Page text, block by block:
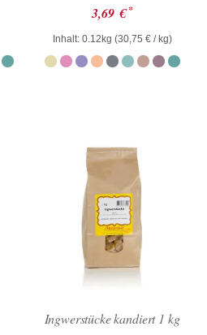
Bewertet
mit
0
von
5
3,69 € *
Inhalt: 0.12kg (30,75 €/ kg)
Ingwerstücke kandiert 1 kg